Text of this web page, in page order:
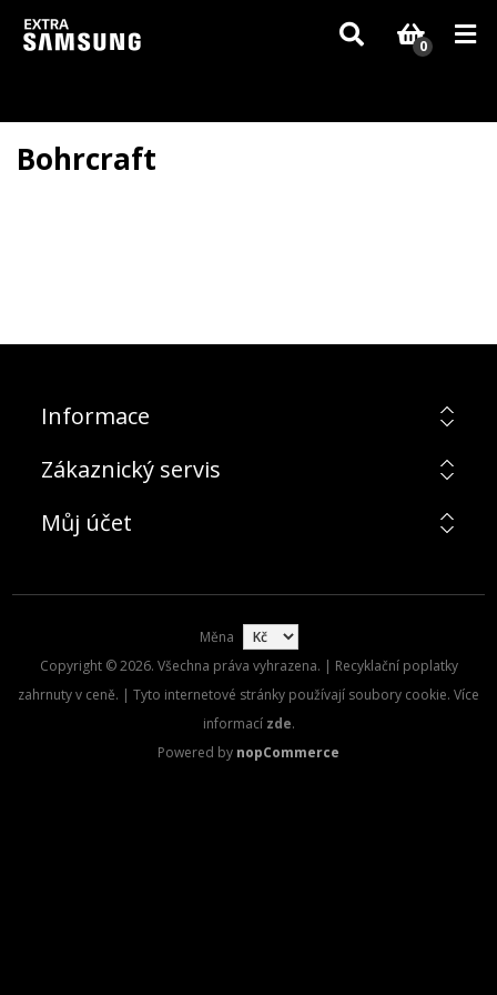
Vzhledem k aktuální situaci se může dodání dílů, které nejsou skladem,
zpozdit. Děkujeme za pochopení.
0
Bohrcraft
Informace
Zákaznický servis
Můj účet
Měna
Copyright © 2026. Všechna práva vyhrazena. | Recyklační poplatky
zahrnuty v ceně. | Tyto internetové stránky používají soubory cookie. Více
informací zde.
Powered by nopCommerce